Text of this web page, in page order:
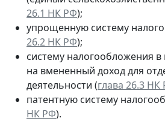
26.1 НК РФ);
упрощенную систему
26.2 НК РФ);
систему налогообложения в
на вмененный доход для
деятельности (глава 26.3 НК
патентную систему
НК РФ).